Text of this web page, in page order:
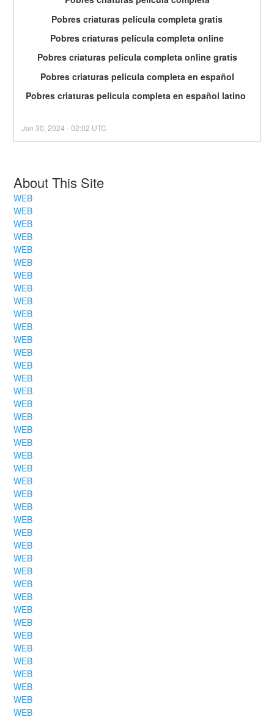
Pobres criaturas película completa gratis
Pobres criaturas película completa online
Pobres criaturas película completa online gratis
Pobres criaturas pelicula completa en español
Pobres criaturas pelicula completa en español latino
Jan30,2024 -02:02 UTC
About This Site
WEB
WEB
WEB
WEB
WEB
WEB
WEB
WEB
WEB
WEB
WEB
WEB
WEB
WEB
WEB
WEB
WEB
WEB
WEB
WEB
WEB
WEB
WEB
WEB
WEB
WEB
WEB
WEB
WEB
WEB
WEB
WEB
WEB
WEB
WEB
WEB
WEB
WEB
WEB
WEB
WEB